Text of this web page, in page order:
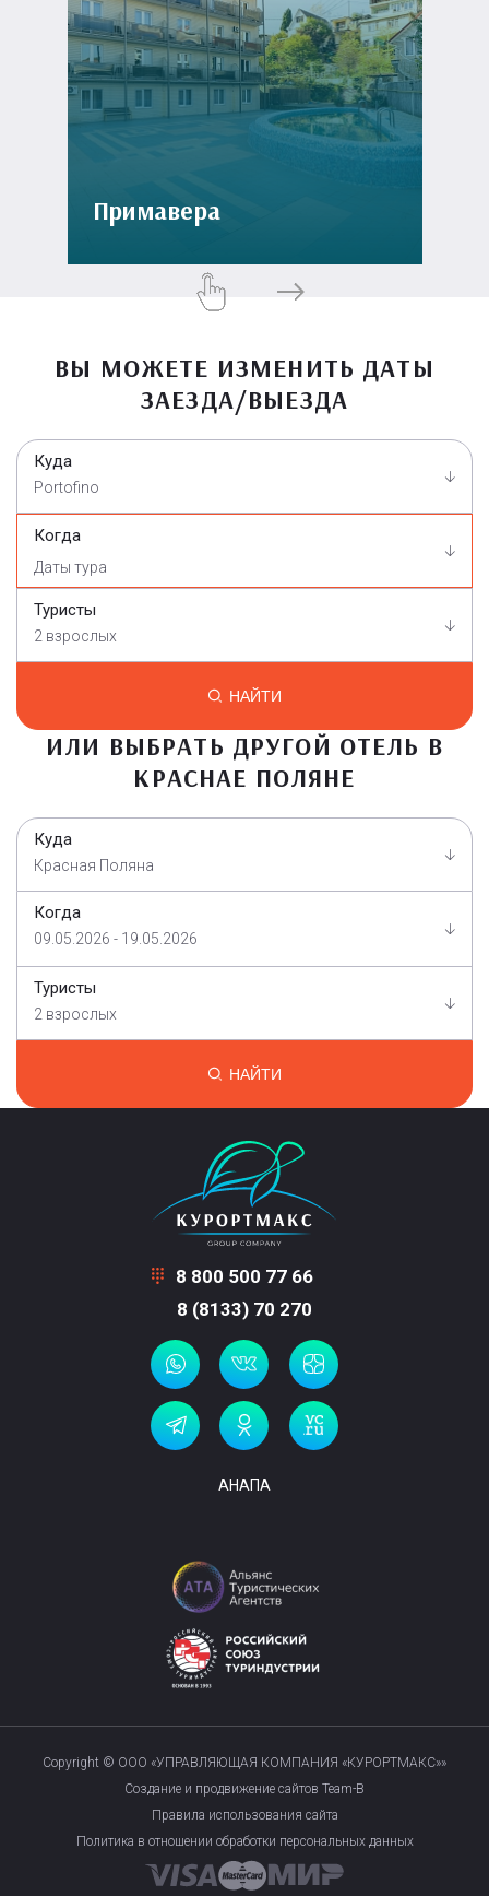
Примавера
ВЫ МОЖЕТЕ ИЗМЕНИТЬ ДАТЫ
ЗАЕЗДА/ВЫЕЗДА
Куда
Portofino
Когда
Туристы
2 взрослых
НАЙТИ
ИЛИ ВЫБРАТЬ ДРУГОЙ ОТЕЛЬ В
КРАСНАЕ ПОЛЯНЕ
Куда
Красная Поляна
Когда
09.05.2026 - 19.05.2026
Туристы
2 взрослых
НАЙТИ
8 800 500 77 66
8 (8133) 70 270
АНАПА
Copyright © ООО «УПРАВЛЯЮЩАЯ КОМПАНИЯ «КУРОРТМАКС»»
Создание и продвижение сайтов Team-B
Правила использования сайта
Политика в отношении обработки персональных данных